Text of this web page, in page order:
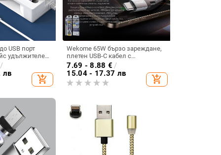
USB порт
удължителен
докинг
едно към
/
лв
add_shopping_cart
Wekome 65W бързо зареждане,
плетен USB-C кабел с
интелигентна защита на чипа
за устройства на Apple и Huawei
7.69 - 8.88 € /
15.04 - 17.37 лв
add_shopping_cart